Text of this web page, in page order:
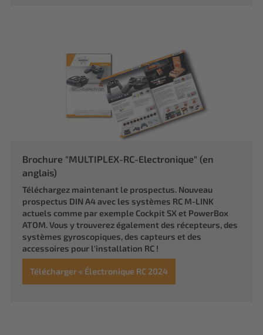
Brochure "MULTIPLEX-RC-Electronique" (en
anglais)
Téléchargez maintenant le prospectus. Nouveau
prospectus DIN A4 avec les systèmes RC M-LINK
actuels comme par exemple Cockpit SX et PowerBox
ATOM. Vous y trouverez également des récepteurs, des
systèmes gyroscopiques, des capteurs et des
accessoires pour l'installation RC !
Télécharger « Électronique RC 2024